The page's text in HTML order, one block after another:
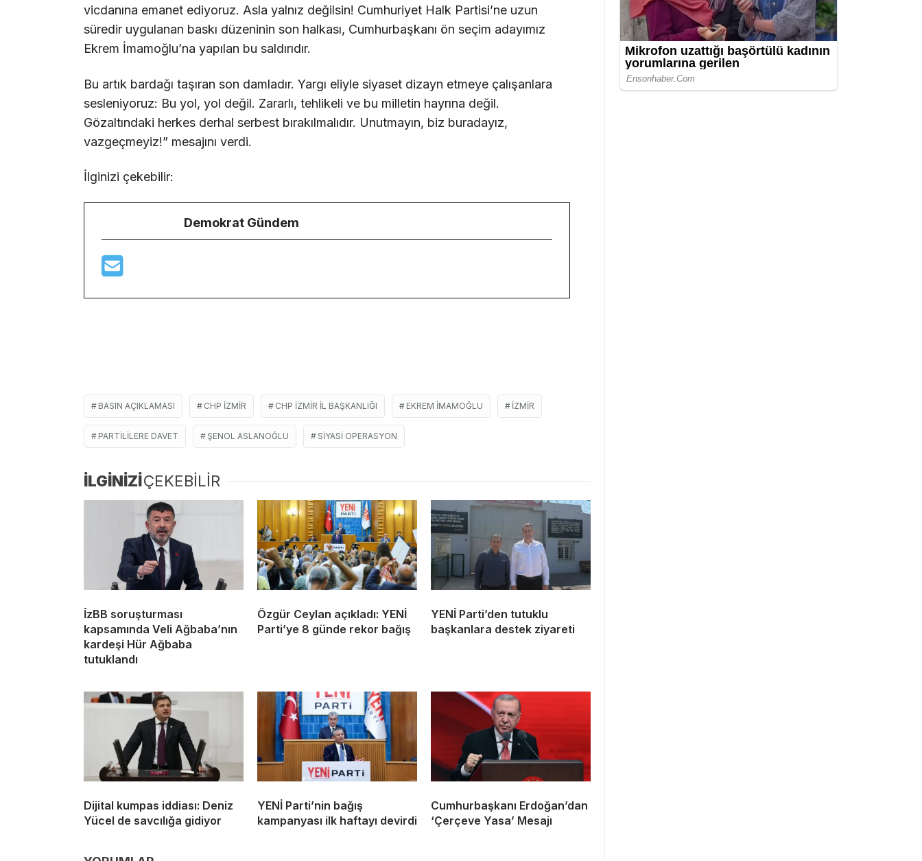
vicdanına emanet ediyoruz. Asla yalnız değilsin! Cumhuriyet Halk Partisi’ne uzun
süredir uygulanan baskı düzeninin son halkası, Cumhurbaşkanı ön seçim adayımız
Ekrem İmamoğlu’na yapılan bu saldırıdır.
Bu artık bardağı taşıran son damladır. Yargı eliyle siyaset dizayn etmeye çalışanlara
sesleniyoruz: Bu yol, yol değil. Zararlı, tehlikeli ve bu milletin hayrına değil.
Gözaltındaki herkes derhal serbest bırakılmalıdır. Unutmayın, biz buradayız,
vazgeçmeyiz!” mesajını verdi.
İlginizi çekebilir:
Demokrat Gündem
BASIN AÇIKLAMASI CHP IZMIR CHP IZMIR IL BAŞKANLIĞI EKREM IMAMOĞLU IZMIR
PARTILILERE DAVET ŞENOL ASLANOĞLU SIYASI OPERASYON
İLGİNİZİÇEKEBİLİR
İzBB soruşturması
kapsamında Veli Ağbaba’nın
kardeşi Hür Ağbaba
tutuklandı
Özgür Ceylan açıkladı: YENİ
Parti’ye 8 günde rekor bağış
YENİ Parti’den tutuklu
başkanlara destek ziyareti
Dijital kumpas iddiası: Deniz
Yücel de savcılığa gidiyor
YENİ Parti’nin bağış
kampanyası ilk haftayı devirdi
Cumhurbaşkanı Erdoğan’dan
‘Çerçeve Yasa’ Mesajı